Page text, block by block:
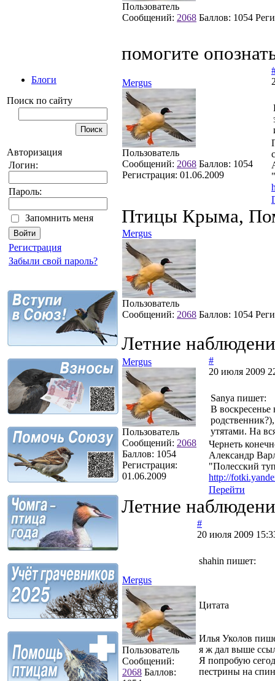
Блоги
Поиск по сайту
Авторизация
Логин:
Пароль:
Запомнить меня
Регистрация
Забыли свой пароль?
Пользователь
Сообщений: 2068 Баллов: 1054
помогите
Mergus
Пользователь
Сообщений: 2068 Баллов: 1054
Регистрация: 01.06.2009
Птицы Крыма,
Mergus
Пользователь
Сообщений: 2068 Баллов: 1054
Летние
Mergus
Пользователь
Сообщений: 2068
Баллов: 1054
Регистрация:
01.06.2009
#
20 июля 2009
Sanya пишет:
В воскресенье
утятами. На
Чернеть
Александр
"Полесский
http://
Перейти
Летние
Mergus
Пользователь
Сообщений:
2068 Баллов:
#
20 июля 2009
shahin пишет:
Цитата
Илья Уколов
я ж дал выше
Я попробую
пестрины на